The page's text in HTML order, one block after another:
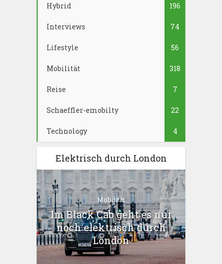
Hybrid 196
Interviews 74
Lifestyle 56
Mobilität 318
Reise 7
Schaeffler-emobilty 22
Technology 4
Elektrisch durch London
Mobilität
Im Black Cab geht es nur
noch elektrisch durch
London